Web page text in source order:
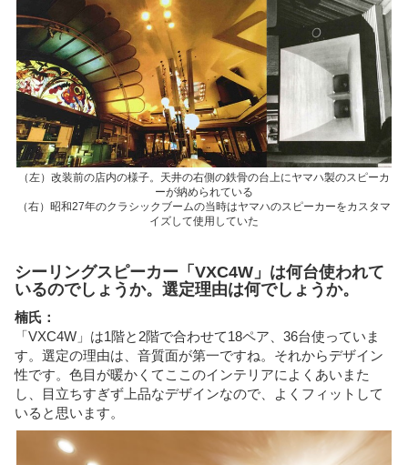
（左）改装前の店内の様子。天井の右側の鉄骨の台上にヤマハ製のスピーカ
ーが納められている
（右）昭和27年のクラシックブームの当時はヤマハのスピーカーをカスタマ
イズして使用していた
シーリングスピーカー「VXC4W」は何台使われて
いるのでしょうか。選定理由は何でしょうか。
楠氏：
「VXC4W」は1階と2階で合わせて18ペア、36台使っていま
す。選定の理由は、音質面が第一ですね。それからデザイン
性です。色目が暖かくてここのインテリアによくあいまた
し、目立ちすぎず上品なデザインなので、よくフィットして
いると思います。